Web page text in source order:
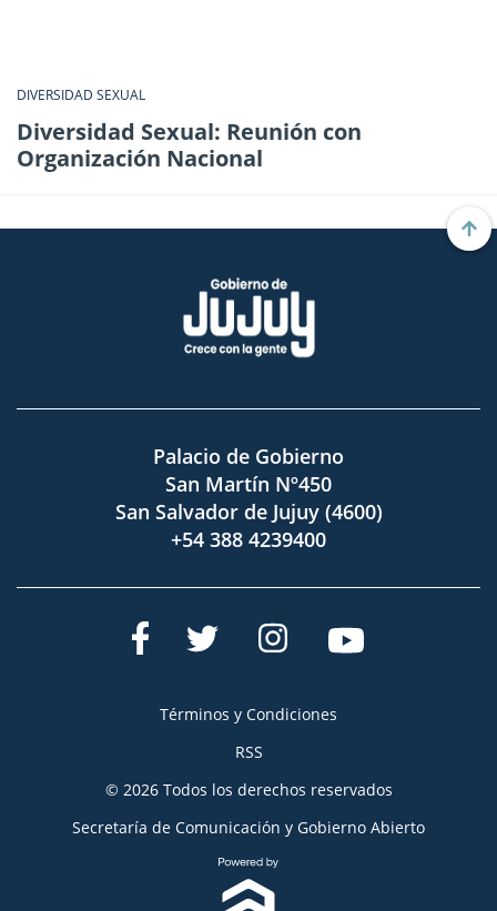
DIVERSIDAD SEXUAL
Diversidad Sexual: Reunión con
Organización Nacional
Palacio de Gobierno
San Martín Nº450
San Salvador de Jujuy (4600)
+54 388 4239400
Términos y Condiciones
RSS
© 2026 Todos los derechos reservados
Secretaría de Comunicación y Gobierno Abierto